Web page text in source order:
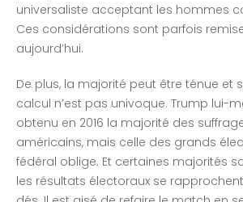
universaliste acceptant les hommes
Ces considérations sont parfois
aujourd’hui.
De plus, la majorité peut être ténue et
calcul n’est pas univoque. Trump lui-
obtenu en 2016 la majorité des
américains, mais celle des grands
fédéral oblige. Et certaines majorités
les résultats électoraux se